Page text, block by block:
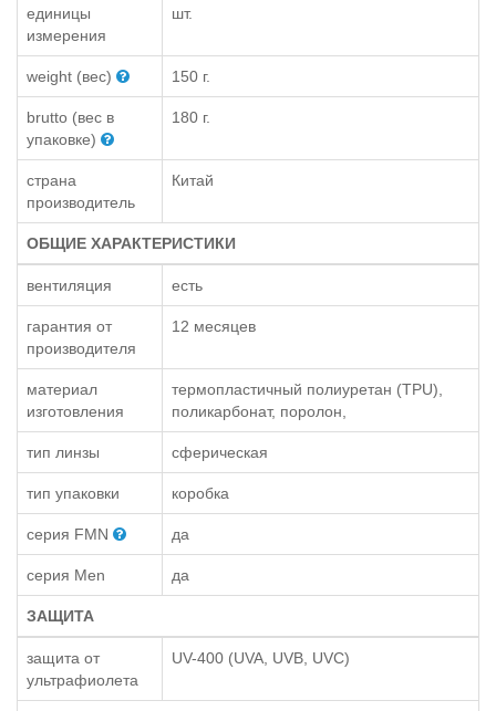
единицы
измерения
шт.
weight (вес) 150 г.
brutto (вес в
упаковке)
180 г.
страна
производитель
Китай
ОБЩИЕ ХАРАКТЕРИСТИКИ
вентиляция есть
гарантия от
производителя
12 месяцев
материал
изготовления
термопластичный полиуретан (TPU),
поликарбонат, поролон,
тип линзы сферическая
тип упаковки коробка
серия FMN да
серия Men да
ЗАЩИТА
защита от
ультрафиолета
UV-400 (UVA, UVB, UVC)